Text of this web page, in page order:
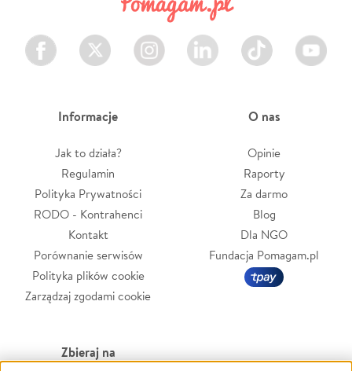
Facebook Twitter Instagram LinkedIn TikTok Youtube
Informacje
Jak to działa?
Regulamin
Polityka Prywatności
RODO - Kontrahenci
Kontakt
Porównanie serwisów
Polityka plików cookie
Zarządzaj zgodami cookie
O nas
Opinie
Raporty
Za darmo
Blog
Dla NGO
Fundacja Pomagam.pl
Zbieraj na